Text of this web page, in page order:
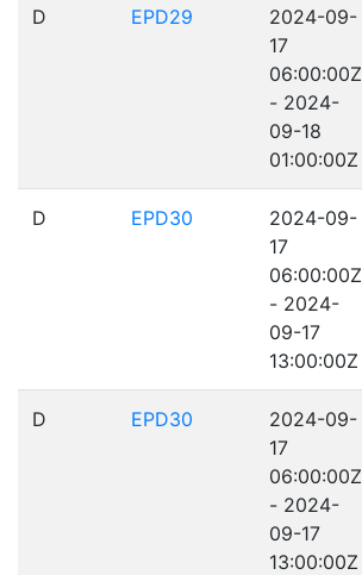
D EPD29
2024-09-
17
06:00:00Z
- 2024-
09-18
01:00:00Z
D EPD30
2024-09-
17
06:00:00Z
- 2024-
09-17
13:00:00Z
D EPD30
2024-09-
17
06:00:00Z
- 2024-
09-17
13:00:00Z